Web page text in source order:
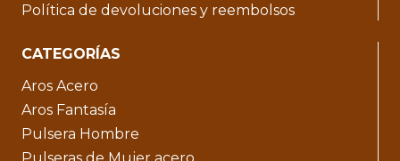
Política de devoluciones y reembolsos
CATEGORÍAS
Aros Acero
Aros Fantasía
Pulsera Hombre